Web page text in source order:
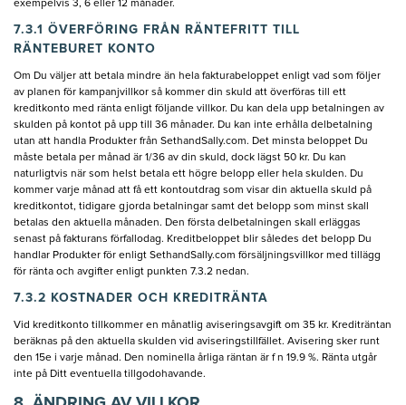
exempelvis 3, 6 eller 12 månader.
7.3.1 ÖVERFÖRING FRÅN RÄNTEFRITT TILL
RÄNTEBURET KONTO
Om Du väljer att betala mindre än hela fakturabeloppet enligt vad som följer
av planen för kampanjvillkor så kommer din skuld att överföras till ett
kreditkonto med ränta enligt följande villkor. Du kan dela upp betalningen av
skulden på kontot på upp till 36 månader. Du kan inte erhålla delbetalning
utan att handla Produkter från SethandSally.com. Det minsta beloppet Du
måste betala per månad är 1/36 av din skuld, dock lägst 50 kr. Du kan
naturligtvis när som helst betala ett högre belopp eller hela skulden. Du
kommer varje månad att få ett kontoutdrag som visar din aktuella skuld på
kreditkontot, tidigare gjorda betalningar samt det belopp som minst skall
betalas den aktuella månaden. Den första delbetalningen skall erläggas
senast på fakturans förfallodag. Kreditbeloppet blir således det belopp Du
handlar Produkter för enligt SethandSally.com försäljningsvillkor med tillägg
för ränta och avgifter enligt punkten 7.3.2 nedan.
7.3.2 KOSTNADER OCH KREDITRÄNTA
Vid kreditkonto tillkommer en månatlig aviseringsavgift om 35 kr. Krediträntan
beräknas på den aktuella skulden vid aviseringstillfället. Avisering sker runt
den 15e i varje månad. Den nominella årliga räntan är f n 19.9 %. Ränta utgår
inte på Ditt eventuella tillgodohavande.